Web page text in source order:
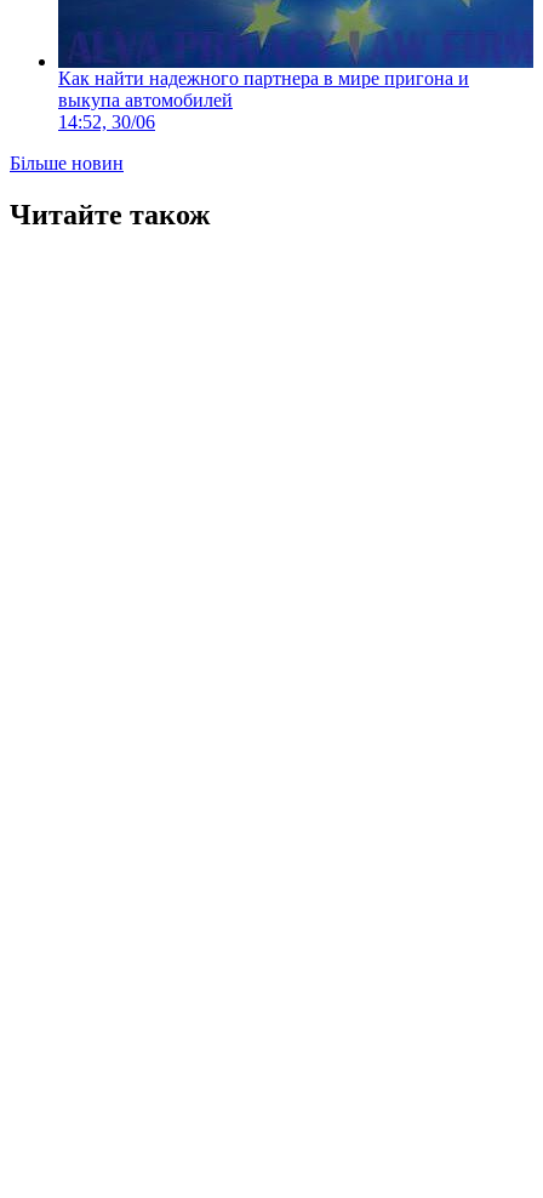
Как найти надежного партнера в мире пригона и
выкупа автомобилей
14:52, 30/06
Більше новин
Читайте також